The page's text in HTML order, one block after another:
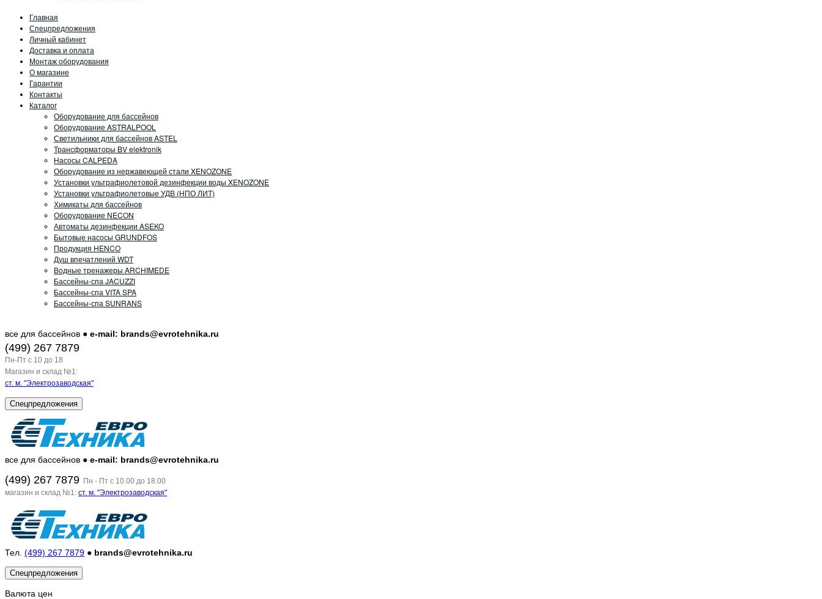
Главная
Спецпредложения
Личный кабинет
Доставка и оплата
Монтаж оборудования
О магазине
Гарантии
Контакты
Каталог
Оборудование для бассейнов
Оборудование ASTRALPOOL
Светильники для бассейнов ASTEL
Трансформаторы BV elektronik
Насосы CALPEDA
Оборудование из нержавеющей стали XENOZONE
Установки ультрафиолетовой дезинфекции воды XENOZONE
Установки ультрафиолетовые УДВ (НПО ЛИТ)
Химикаты для бассейнов
Оборудование NECON
Автоматы дезинфекции ASEKO
Бытовые насосы GRUNDFOS
Продукция HENCO
Душ впечатлений WDT
Водные тренажеры ARCHIMEDE
Бассейны-спа JACUZZI
Бассейны-спа VITA SPA
Бассейны-спа SUNRANS
все для бассейнов ● e-mail: brands@evrotehnika.ru
(499) 267 7879
Пн-Пт c 10 до 18
Магазин и склад №1:
ст. м. "Электрозаводская"
Спецпредложения
все для бассейнов ● e-mail: brands@evrotehnika.ru
(499) 267 7879 Пн - Пт с 10.00 до 18.00
магазин и склад №1: ст. м. "Электрозаводская"
Тел. (499) 267 7879 ● brands@evrotehnika.ru
Спецпредложения
Валюта цен